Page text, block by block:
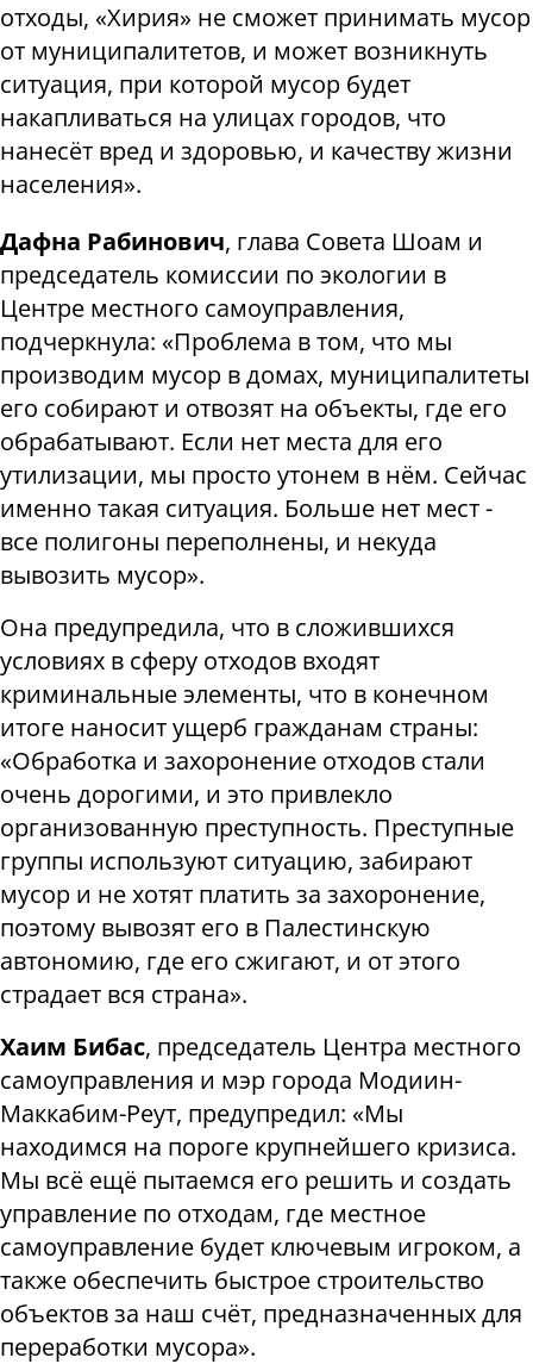
отходы, «Хирия» не сможет принимать мусор
от муниципалитетов, и может возникнуть
ситуация, при которой мусор будет
накапливаться на улицах городов, что
нанесёт вред и здоровью, и качеству жизни
населения».
Дафна Рабинович, глава Совета Шоам и
председатель комиссии по экологии в
Центре местного самоуправления,
подчеркнула: «Проблема в том, что мы
производим мусор в домах, муниципалитеты
его собирают и отвозят на объекты, где его
обрабатывают. Если нет места для его
утилизации, мы просто утонем в нём. Сейчас
именно такая ситуация. Больше нет мест -
все полигоны переполнены, и некуда
вывозить мусор».
Она предупредила, что в сложившихся
условиях в сферу отходов входят
криминальные элементы, что в конечном
итоге наносит ущерб гражданам страны:
«Обработка и захоронение отходов стали
очень дорогими, и это привлекло
организованную преступность. Преступные
группы используют ситуацию, забирают
мусор и не хотят платить за захоронение,
поэтому вывозят его в Палестинскую
автономию, где его сжигают, и от этого
страдает вся страна».
Хаим Бибас, председатель Центра местного
самоуправления и мэр города Модиин-
Маккабим-Реут, предупредил: «Мы
находимся на пороге крупнейшего кризиса.
Мы всё ещё пытаемся его решить и создать
управление по отходам, где местное
самоуправление будет ключевым игроком, а
также обеспечить быстрое строительство
объектов за наш счёт, предназначенных для
переработки мусора».